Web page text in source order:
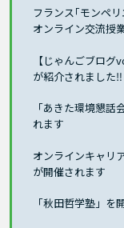
フランス｢モンペ
オンライン交流授
【じゃんごブロ
が紹介されました‼
「あきた環境懇話
れます
オンラインキャリ
が開催されます
「秋田哲学塾」を